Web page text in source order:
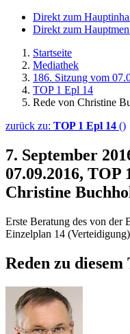
Direkt zum
Direkt zum
Startseite
Mediathek
186. Sitzung vom
TOP 1 Epl 14
Rede von Christine
zurück zu: TOP 1 Epl 14 ()
7. September
07.09.2016, TOP
Christine
Erste Beratung des von der
Einzelplan 14 (Verteidigung)
Reden zu